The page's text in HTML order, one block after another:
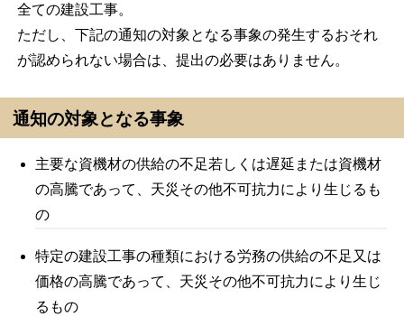
全ての建設工事。
ただし、下記の通知の対象となる事象の発生するおそれ
が認められない場合は、提出の必要はありません。
通知の対象となる事象
主要な資機材の供給の不足若しくは遅延または資機材
の高騰であって、天災その他不可抗力により生じるも
の
特定の建設工事の種類における労務の供給の不足又は
価格の高騰であって、天災その他不可抗力により生じ
るもの